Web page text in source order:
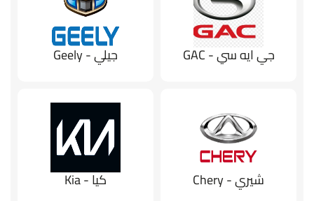
جي ايه سي - GAC جيلي - Geely
شيري - Chery كيا - Kia